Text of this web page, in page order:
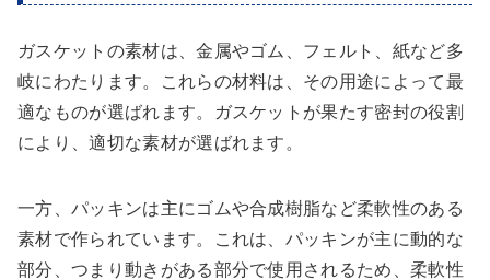
ガスケットの素材は、金属やゴム、フェルト、紙など多
岐にわたります。これらの材料は、その用途によって最
適なものが選ばれます。ガスケットが果たす密封の役割
により、適切な素材が選ばれます。
一方、パッキンは主にゴムや合成樹脂など柔軟性のある
素材で作られています。これは、パッキンが主に動的な
部分、つまり動きがある部分で使用されるため、柔軟性